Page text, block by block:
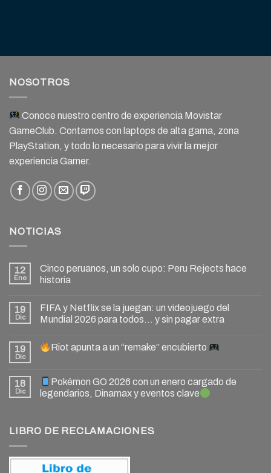
NOSOTROS
Conoce nuestro centro de experiencia Movistar
GameClub. Contamos con laptops de alta gama, zona
PlayStation, y todo lo necesario para vivir la mejor
experiencia Gamer.
NOTICIAS
12
Ene
Cinco peruanos, un solo cupo: Peru Rejects hace
historia
19
Dic
FIFA y Netflix se la juegan: un videojuego del
Mundial 2026 para todos… y sin pagar extra
19
Dic
Riot apunta a un “remake” encubierto
18
Dic
Pokémon GO 2026 con un enero cargado de
legendarios, Dinamax y eventos clave
LIBRO DE RECLAMACIONES